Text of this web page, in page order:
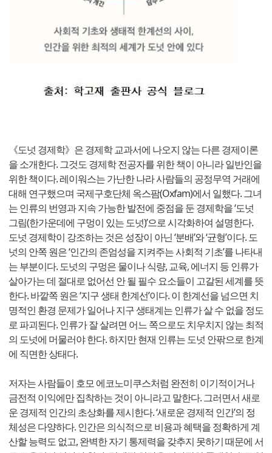
《도넛 경제학》은 경제학 교과서에 나오지 않는 다른 경제이론
을 소개한다. 그것도 경제학 전공자를 위한 책이 아니라 일반인을
위한 책이다. 레이워스는 가난한 나라 사람들의 공정무역 거래에
대해 연구했으며 국제구호단체 옥스팜(Oxfam)에서 일했다. 그녀
는 인류의 번영과 지속 가능한 발전에 중점을 둔 경제학을 ‘도넛
그림(한가운데에 구멍이 있는 도넛)’으로 시각화하여 설명한다.
도넛 경제학이 강조하는 것은 성장이 아닌 ‘분배’와 ‘균형’이다. 도
넛의 안쪽 원은 ‘인간의 존엄성을 지켜주는 사회적 기초’를 나타내
는 부분이다. 도넛의 구멍은 물이나 식량, 교육, 에너지 등 인류가
살아가는 데 절대로 없어선 안 될 필수 요소들이 고갈된 세계를 뜻
한다. 바깥쪽 원은 ‘지구 생태 한계선’이다. 이 한계선을 넘으면 치
명적인 환경 문제가 일어나 지구 생태계는 인류가 살 수 없을 정도
로 파괴된다. 인류가 잘 살려면 어느 쪽으로도 치우치지 않는 최적
의 도넛에 머물러야 한다. 하지만 현재 인류는 도넛 안팎으로 한계
에 직면한 상태다.
저자는 사람들이 호모 에코노미쿠스처럼 완전히 이기적이거나
금전적 이익에만 집착하는 것이 아니라고 말한다. 그러면서 새로
운 경제적 인간의 초상화를 제시한다. ‘새로운 경제적 인간’의 정
체성은 다양하다. 인간은 의식적으로 비용과 혜택을 정확하게 계
산할 능력도 없고, 완벽한 자기 통제력을 갖추지 못하기 때문에 서